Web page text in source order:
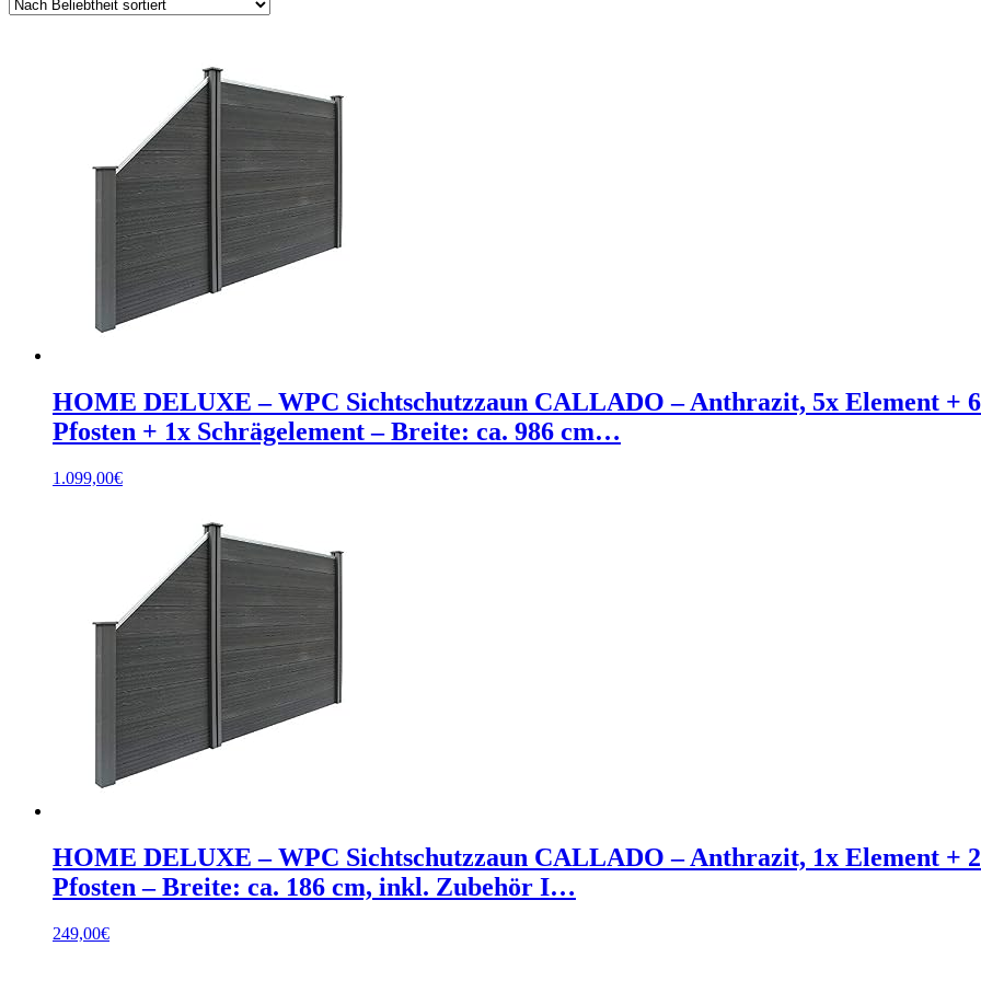
HOME DELUXE – WPC Sichtschutzzaun CALLADO – Anthrazit, 5x Element +
Pfosten + 1x Schrägelement – Breite: ca. 986 cm…
1.099,00€
HOME DELUXE – WPC Sichtschutzzaun CALLADO – Anthrazit, 1x Element +
Pfosten – Breite: ca. 186 cm, inkl. Zubehör I…
249,00€